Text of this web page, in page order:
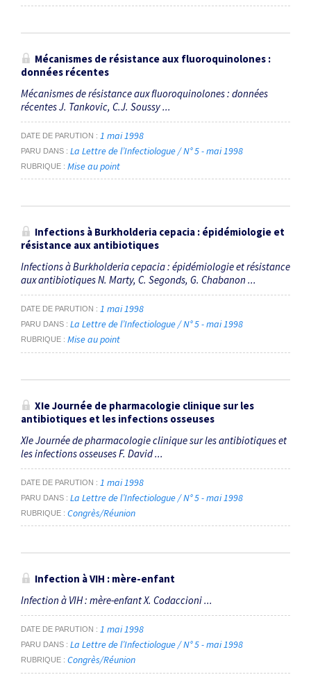
Mécanismes de résistance aux fluoroquinolones :
données récentes
Mécanismes de résistance aux fluoroquinolones : données
récentes J. Tankovic, C.J. Soussy ...
DATE DE PARUTION 1 mai 1998
PARU DANS La Lettre de l’Infectiologue / N° 5 - mai 1998
RUBRIQUE Mise au point
Infections à Burkholderia cepacia : épidémiologie et
résistance aux antibiotiques
Infections à Burkholderia cepacia : épidémiologie et résistance
aux antibiotiques N. Marty, C. Segonds, G. Chabanon ...
DATE DE PARUTION 1 mai 1998
PARU DANS La Lettre de l’Infectiologue / N° 5 - mai 1998
RUBRIQUE Mise au point
XIe Journée de pharmacologie clinique sur les
antibiotiques et les infections osseuses
XIe Journée de pharmacologie clinique sur les antibiotiques et
les infections osseuses F. David ...
DATE DE PARUTION 1 mai 1998
PARU DANS La Lettre de l’Infectiologue / N° 5 - mai 1998
RUBRIQUE Congrès/Réunion
Infection à VIH : mère-enfant
Infection à VIH : mère-enfant X. Codaccioni ...
DATE DE PARUTION 1 mai 1998
PARU DANS La Lettre de l’Infectiologue / N° 5 - mai 1998
RUBRIQUE Congrès/Réunion